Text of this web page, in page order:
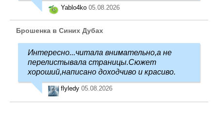
Yablo4ko 05.08.2026
Брошенка в Синих Дубах
Интересно...читала внимательно,а не
перелистывала страницы.Сюжет
хороший,написано доходчиво и красиво.
flyledy 05.08.2026